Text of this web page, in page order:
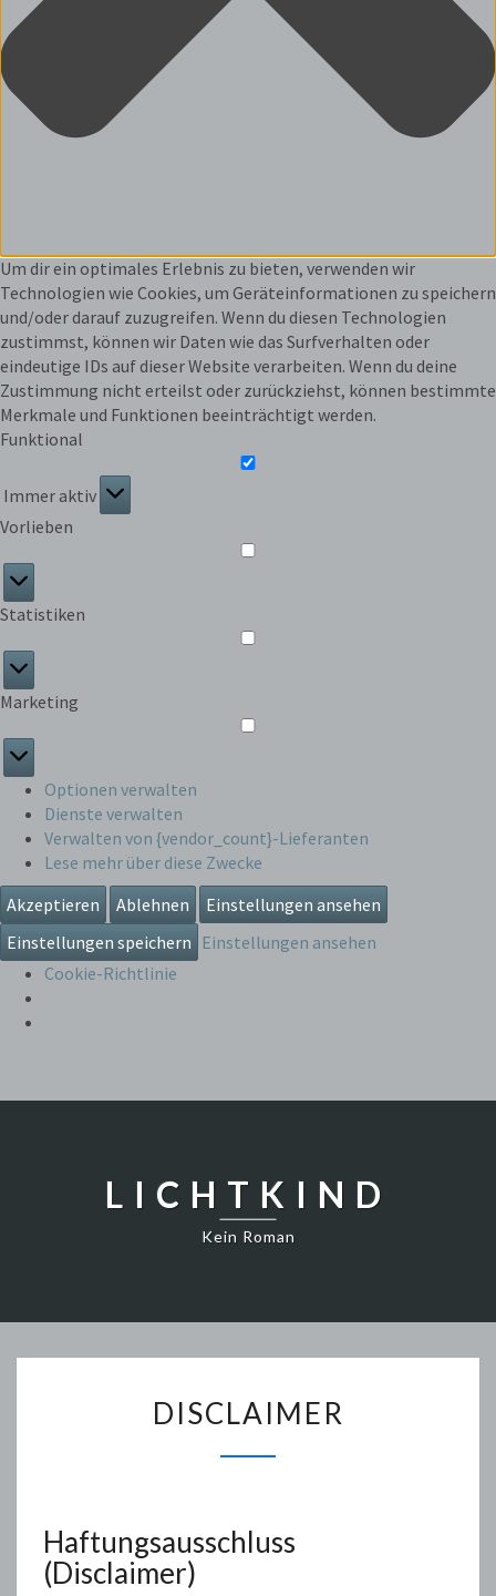
Um dir ein optimales Erlebnis zu bieten, verwenden wir
Technologien wie Cookies, um Geräteinformationen zu speichern
und/oder darauf zuzugreifen. Wenn du diesen Technologien
zustimmst, können wir Daten wie das Surfverhalten oder
eindeutige IDs auf dieser Website verarbeiten. Wenn du deine
Zustimmung nicht erteilst oder zurückziehst, können bestimmte
Merkmale und Funktionen beeinträchtigt werden.
Funktional
Funktional
Immer aktiv
Vorlieben
Statistiken
Marketing
Optionen verwalten
Dienste verwalten
Verwalten von {vendor_count}-Lieferanten
Lese mehr über diese Zwecke
Akzeptieren
Ablehnen
Einstellungen ansehen
Einstellungen speichern Einstellungen ansehen
Cookie-Richtlinie
LICHTKIND
Kein Roman
DISCLAIMER
Haftungsausschluss
(Disclaimer)